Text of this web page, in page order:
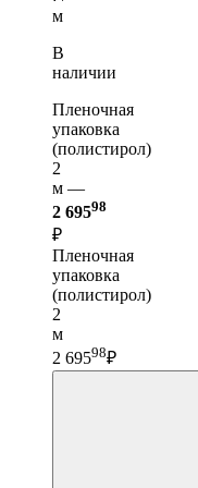
м
В
наличии
Пленочная
упаковка
(полистирол)
2
м —
2 69598
₽
Пленочная
упаковка
(полистирол)
2
м
2 69598₽